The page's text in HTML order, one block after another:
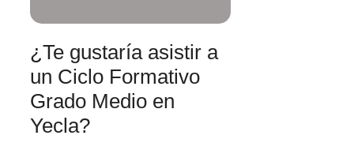
¿Te gustaría asistir a
un Ciclo Formativo
Grado Medio en
Yecla?